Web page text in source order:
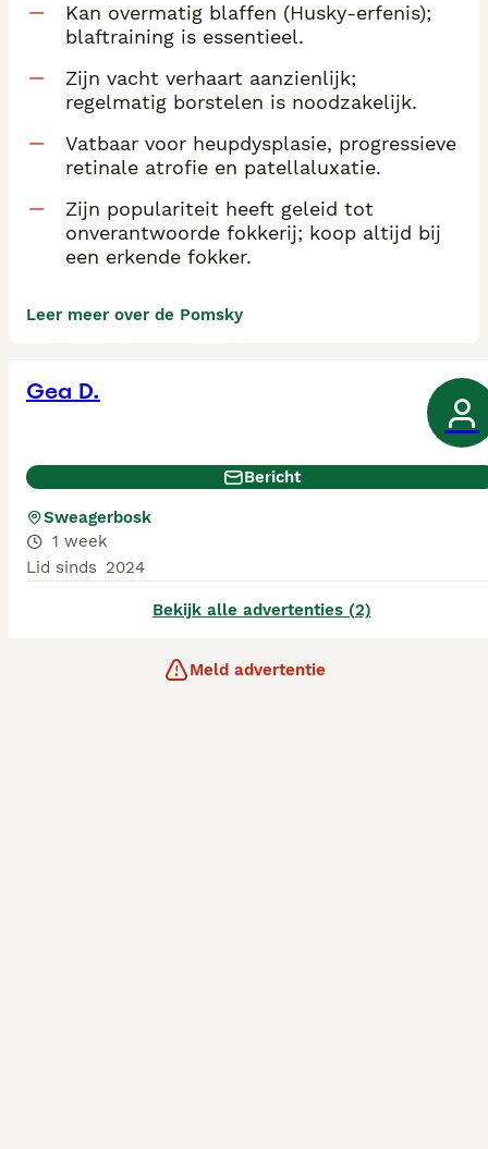
Kan overmatig blaffen (Husky-erfenis);
blaftraining is essentieel.
Zijn vacht verhaart aanzienlijk;
regelmatig borstelen is noodzakelijk.
Vatbaar voor heupdysplasie, progressieve
retinale atrofie en patellaluxatie.
Zijn populariteit heeft geleid tot
onverantwoorde fokkerij; koop altijd bij
een erkende fokker.
Leer meer over de Pomsky
Gea D.
Bericht
Sweagerbosk
1 week
Lid sinds 2024
Bekijk alle advertenties (2)
Meld advertentie